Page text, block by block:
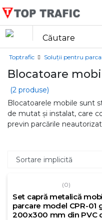
Toptrafic Soluții pentru
Blocatoare
(2 produse)
Blocatoarele mobile sunt
de mutat și instalat, care
previn parcările
(0)
Set capră metalică
parcare model CPR-01
200x300 mm din PVC